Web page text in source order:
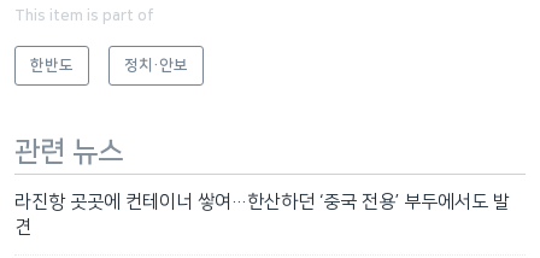
This item is part of
한반도 정치·안보
관련 뉴스
라진항 곳곳에 컨테이너 쌓여…한산하던 ‘중국 전용’ 부두에서도 발
견